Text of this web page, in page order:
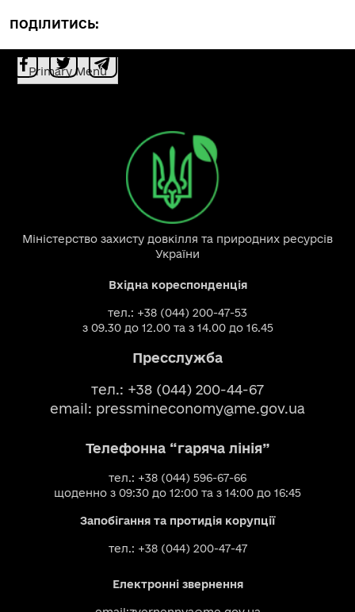
ПОДІЛИТИСЬ:
Primary Menu
Міністерство захисту довкілля та природних ресурсів
України
Вхідна кореспонденція
тел.: +38 (044) 200-47-53
з 09.30 до 12.00 та з 14.00 до 16.45
Пресслужба
тел.: +38 (044) 200-44-67
email: pressmineconomy@me.gov.ua
Телефонна “гаряча лінія”
тел.: +38 (044) 596-67-66
щоденно з 09:30 до 12:00 та з 14:00 до 16:45
Запобігання та протидія корупції
тел.: +38 (044) 200-47-47
Електронні звернення